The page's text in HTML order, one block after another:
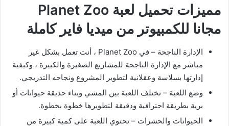
مميزات تحميل لعبة Planet Zoo
مجانا للكمبيوتر من ميديا فاير كاملة
الإدارة الناجحة – في Planet Zoo ، أنت تعمل بشكل غير
مباشر مع الإدارة الناجحة للمشاريع الصغيرة والكبيرة ، وكيفية
إدارتها بسلاسة وعقلانية لتطوير المشروع ونجاحه التدريجي.
وضع اللعبة – تختلف اللعبة بين المشي وبناء حديقة حيوانات أو
برية بطريقة احترافية ودقيقة لتطويرها خطوة بخطوة.
الحيوانات والحشرات – تحتوي اللعبة على كمية كبيرة من